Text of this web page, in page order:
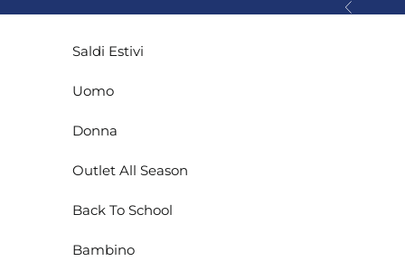
Precedente
Saldi Estivi
Uomo
Donna
Outlet All Season
Back To School
Bambino